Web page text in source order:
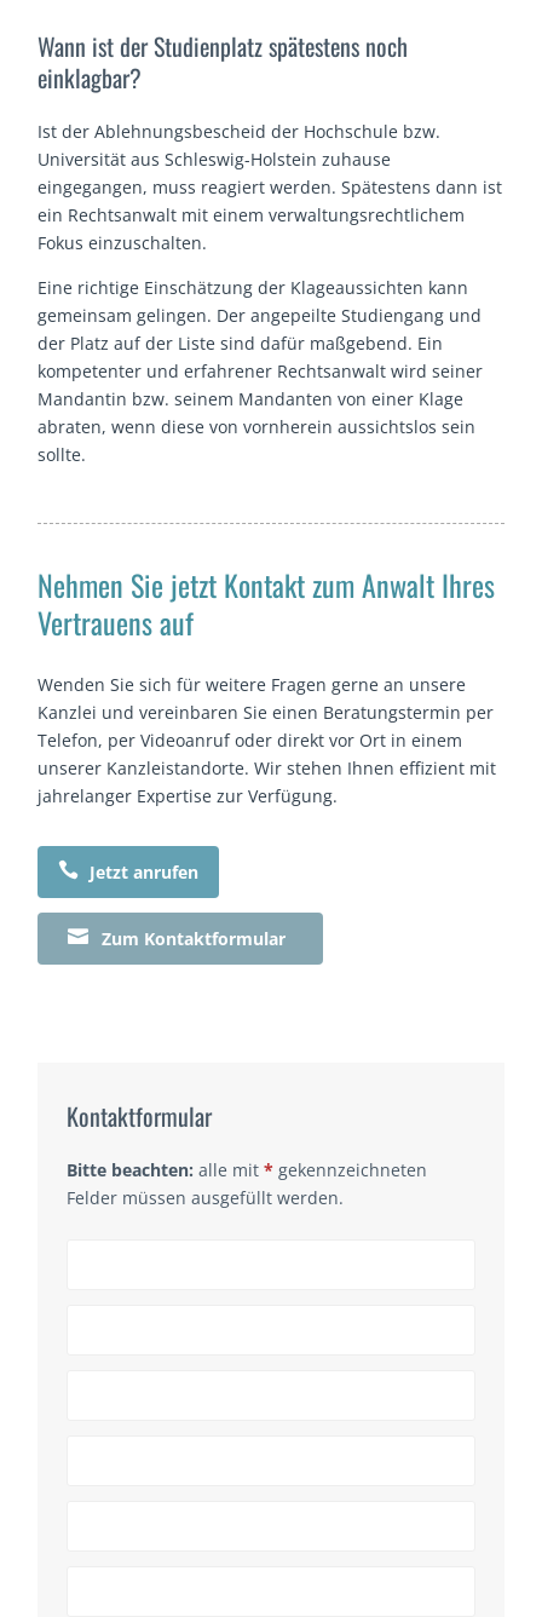
Wann ist der Studienplatz spätestens noch
einklagbar?
Ist der Ablehnungsbescheid der Hochschule bzw.
Universität aus Schleswig-Holstein zuhause
eingegangen, muss reagiert werden. Spätestens dann ist
ein Rechtsanwalt mit einem verwaltungsrechtlichem
Fokus einzuschalten.
Eine richtige Einschätzung der Klageaussichten kann
gemeinsam gelingen. Der angepeilte Studiengang und
der Platz auf der Liste sind dafür maßgebend. Ein
kompetenter und erfahrener Rechtsanwalt wird seiner
Mandantin bzw. seinem Mandanten von einer Klage
abraten, wenn diese von vornherein aussichtslos sein
sollte.
Nehmen Sie jetzt Kontakt zum Anwalt Ihres
Vertrauens auf
Wenden Sie sich für weitere Fragen gerne an unsere
Kanzlei und vereinbaren Sie einen Beratungstermin per
Telefon, per Videoanruf oder direkt vor Ort in einem
unserer Kanzleistandorte. Wir stehen Ihnen effizient mit
jahrelanger Expertise zur Verfügung.
 Jetzt anrufen
 Zum Kontaktformular
Kontaktformular
Bitte beachten: alle mit* gekennzeichneten
Felder müssen ausgefüllt werden.